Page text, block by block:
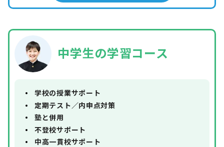
中学生の学習コース
学校の授業サポート
定期テスト／内申点対策
塾と併用
不登校サポート
中高一貫校サポート